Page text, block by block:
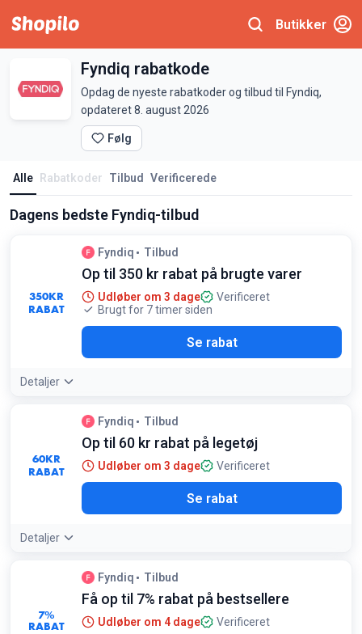
Butikker
Fyndiq rabatkode
Opdag de nyeste rabatkoder og tilbud til Fyndiq,
opdateret 8. august 2026
Følg
Alle Rabatkoder Tilbud Verificerede
Dagens bedste Fyndiq-tilbud
350KR
RABAT
Fyndiq Tilbud
Op til 350 kr rabat på brugte varer
Udløber om 3 dage
Verificeret
Brugt for 7 timer siden
Se rabat
Detaljer
60KR
RABAT
Fyndiq Tilbud
Op til 60 kr rabat på legetøj
Udløber om 3 dage Verificeret
Se rabat
Detaljer
7%
RABAT
Fyndiq Tilbud
Få op til 7% rabat på bestsellere
Udløber om 4 dage Verificeret